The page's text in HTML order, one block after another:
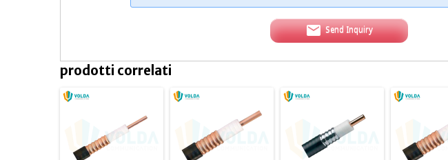
Send Inquiry
prodotti correlati